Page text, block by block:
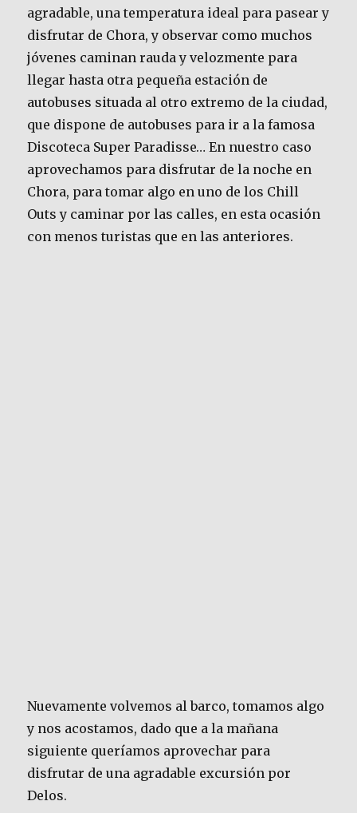
agradable, una temperatura ideal para pasear y
disfrutar de Chora, y observar como muchos
jóvenes caminan rauda y velozmente para
llegar hasta otra pequeña estación de
autobuses situada al otro extremo de la ciudad,
que dispone de autobuses para ir a la famosa
Discoteca Super Paradisse… En nuestro caso
aprovechamos para disfrutar de la noche en
Chora, para tomar algo en uno de los Chill
Outs y caminar por las calles, en esta ocasión
con menos turistas que en las anteriores.
Nuevamente volvemos al barco, tomamos algo
y nos acostamos, dado que a la mañana
siguiente queríamos aprovechar para
disfrutar de una agradable excursión por
Delos.